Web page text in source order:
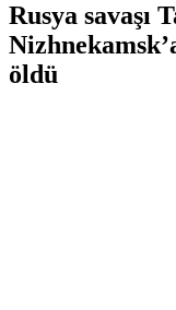
Rusya savaşı
öldü